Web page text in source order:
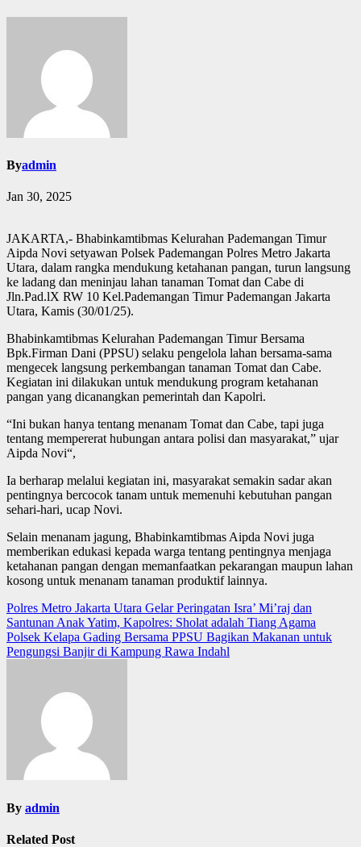
Byadmin
Jan 30, 2025
JAKARTA,- Bhabinkamtibmas Kelurahan Pademangan Timur
Aipda Novi setyawan Polsek Pademangan Polres Metro Jakarta
Utara, dalam rangka mendukung ketahanan pangan, turun langsung
ke ladang dan meninjau lahan tanaman Tomat dan Cabe di
Jln.Pad.lX RW 10 Kel.Pademangan Timur Pademangan Jakarta
Utara, Kamis (30/01/25).
Bhabinkamtibmas Kelurahan Pademangan Timur Bersama
Bpk.Firman Dani (PPSU) selaku pengelola lahan bersama-sama
mengecek langsung perkembangan tanaman Tomat dan Cabe.
Kegiatan ini dilakukan untuk mendukung program ketahanan
pangan yang dicanangkan pemerintah dan Kapolri.
“Ini bukan hanya tentang menanam Tomat dan Cabe, tapi juga
tentang mempererat hubungan antara polisi dan masyarakat,” ujar
Aipda Novi“,
Ia berharap melalui kegiatan ini, masyarakat semakin sadar akan
pentingnya bercocok tanam untuk memenuhi kebutuhan pangan
sehari-hari, ucap Novi.
Selain menanam jagung, Bhabinkamtibmas Aipda Novi juga
memberikan edukasi kepada warga tentang pentingnya menjaga
ketahanan pangan dengan memanfaatkan pekarangan maupun lahan
kosong untuk menanam tanaman produktif lainnya.
Post
navigation
Polres Metro Jakarta Utara Gelar Peringatan Isra’ Mi’raj dan
Santunan Anak Yatim, Kapolres: Sholat adalah Tiang Agama
Polsek Kelapa Gading Bersama PPSU Bagikan Makanan untuk
Pengungsi Banjir di Kampung Rawa Indahl
By admin
Related Post